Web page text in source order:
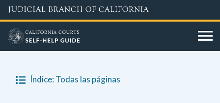
Skip
to
main
content
Índice: Todas las páginas